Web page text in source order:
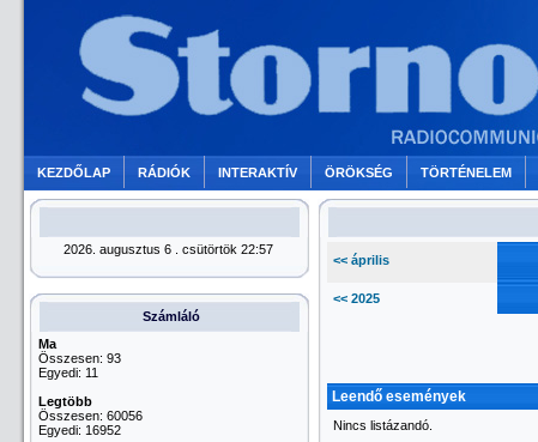
KEZDŐLAP RÁDIÓK INTERAKTÍV ÖRÖKSÉG TÖRTÉNELEM
2026. augusztus 6 . csütörtök 22:57
Számláló
Ma
Összesen: 93
Egyedi: 11
Legtöbb
Összesen: 60056
Egyedi: 16952
<< április
<< 2025
Leendő események
Nincs listázandó.